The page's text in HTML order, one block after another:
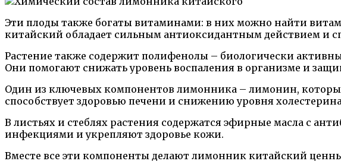
Эти плоды также богаты витаминами: в них можно найти
китайский обладает сильным антиоксидантным действием и
Растение также содержит полифенолы – биологически
Они помогают снижать уровень воспаления в организме и
Один из ключевых компонентов лимонника – лимонин,
способствует здоровью печени и снижению уровня
В листьях и стеблях растения содержатся эфирные масла с
инфекциями и укрепляют здоровье кожи.
Вместе все эти компоненты делают лимонник китайский